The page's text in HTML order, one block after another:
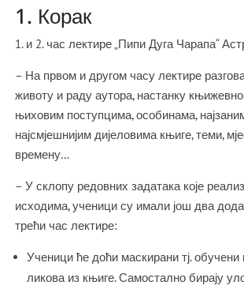
1. Корак
1. и 2. час лектире „Пипи Дуга Чарапа“
– На првом и другом часу лектире
животу и раду аутора, настанку
њиховим поступцима, особинама,
најсмјешнијим дијеловима књиге, теми,
времену…
– У склопу редовних задатака које
исходима, ученици су имали још два
трећи час лектире:
Ученици ће доћи маскирани тј. обучени
ликова из књиге. Самостално бирају